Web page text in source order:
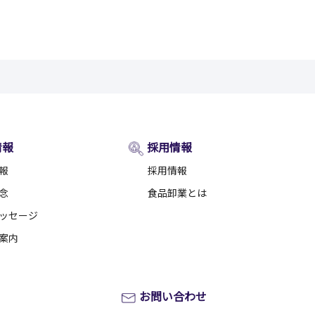
セージ
内
採用情報
採用情報
食品卸業とは
お問い合わせ